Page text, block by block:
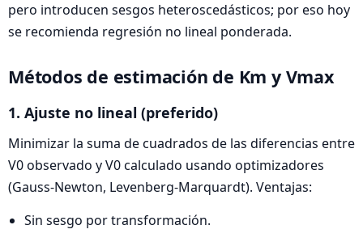
pero introducen sesgos heteroscedásticos; por eso hoy
se recomienda regresión no lineal ponderada.
Métodos de estimación de Km y Vmax
1. Ajuste no lineal (preferido)
Minimizar la suma de cuadrados de las diferencias entre
V0 observado y V0 calculado usando optimizadores
(Gauss‑Newton, Levenberg‑Marquardt). Ventajas:
Sin sesgo por transformación.